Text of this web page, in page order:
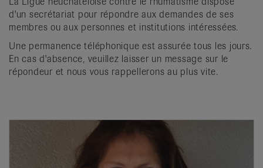
d'un secrétariat pour répondre aux demandes de ses
membres ou aux personnes et institutions intéressées.
Une permanence téléphonique est assurée tous les jours.
En cas d'absence, veuillez laisser un message sur le
répondeur et nous vous rappellerons au plus vite.